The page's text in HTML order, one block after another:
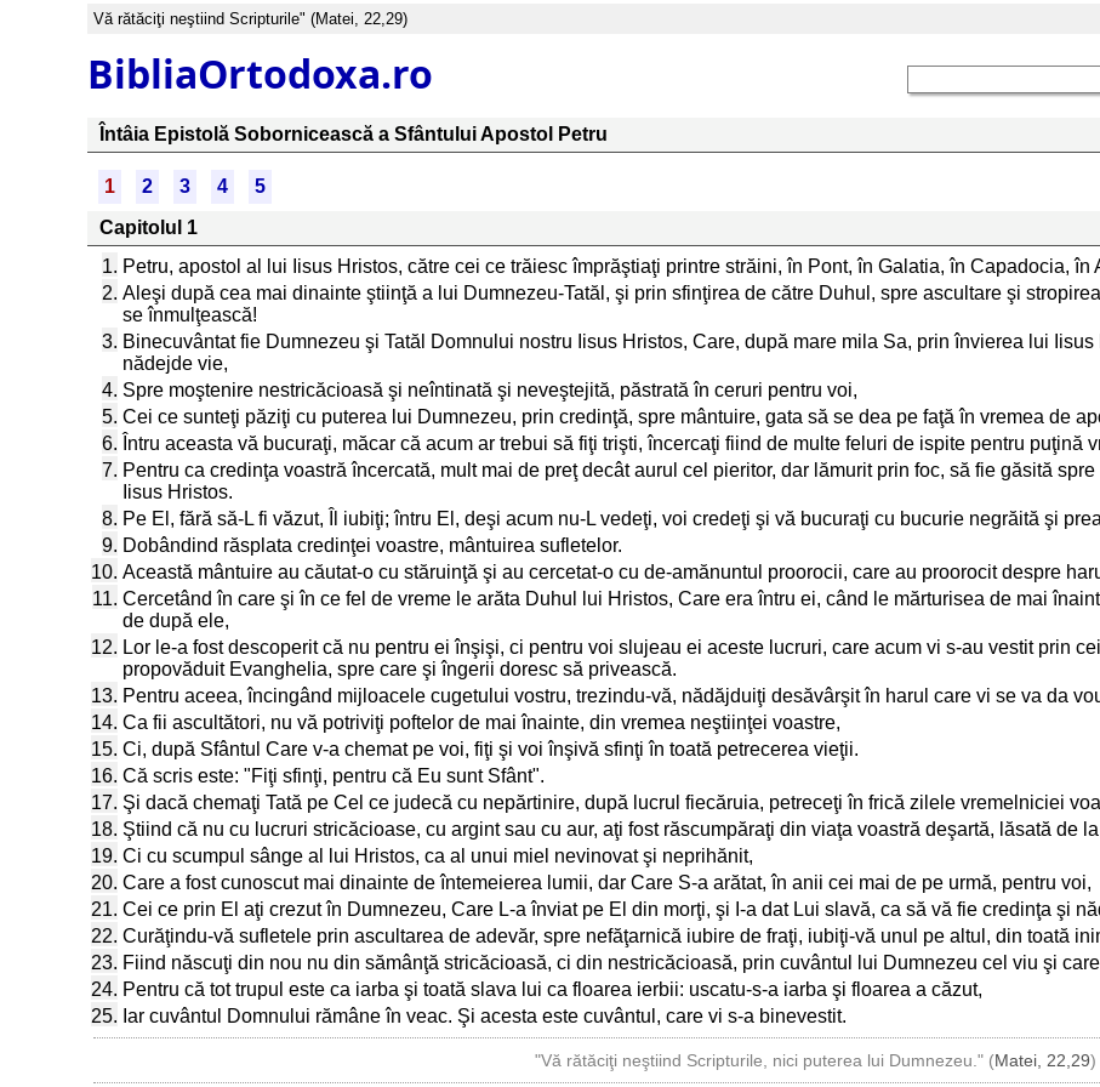
Vă rătăciţi neştiind Scripturile" (Matei, 22,29)
BibliaOrtodoxa.ro
Întâia Epistolă Sobornicească a Sfântului Apostol Petru
1 2 3 4
5
Capitolul 1
1. Petru, apostol al lui Iisus Hristos, către cei ce trăiesc împrăştiaţi printre străini, în Pont, în Galatia, în Capadocia, în
2. Aleşi după cea mai dinainte ştiinţă a lui Dumnezeu-Tatăl, şi prin sfinţirea de către Duhul, spre ascultare şi
se înmulţească!
3. Binecuvântat fie Dumnezeu şi Tatăl Domnului nostru Iisus Hristos, Care, după mare mila Sa, prin învierea lui
nădejde vie,
4. Spre moştenire nestricăcioasă şi neîntinată şi neveştejită, păstrată în ceruri pentru voi,
5. Cei ce sunteţi păziţi cu puterea lui Dumnezeu, prin credinţă, spre mântuire, gata să se dea pe faţă în vremea de
6. Întru aceasta vă bucuraţi, măcar că acum ar trebui să fiţi trişti, încercaţi fiind de multe feluri de ispite pentru puţină
7. Pentru ca credinţa voastră încercată, mult mai de preţ decât aurul cel pieritor, dar lămurit prin foc, să fie găsită
Iisus Hristos.
8. Pe El, fără să-L fi văzut, Îl iubiţi; întru El, deşi acum nu-L vedeţi, voi credeţi şi vă bucuraţi cu bucurie negrăită şi
9. Dobândind răsplata credinţei voastre, mântuirea sufletelor.
10. Această mântuire au căutat-o cu stăruinţă şi au cercetat-o cu de-amănuntul proorocii, care au proorocit despre
11. Cercetând în care şi în ce fel de vreme le arăta Duhul lui Hristos, Care era întru ei, când le mărturisea de mai
de după ele,
12. Lor le-a fost descoperit că nu pentru ei înşişi, ci pentru voi slujeau ei aceste lucruri, care acum vi s-au vestit prin
propovăduit Evanghelia, spre care şi îngerii doresc să privească.
13. Pentru aceea, încingând mijloacele cugetului vostru, trezindu-vă, nădăjduiţi desăvârşit în harul care vi se va da
14. Ca fii ascultători, nu vă potriviţi poftelor de mai înainte, din vremea neştiinţei voastre,
15. Ci, după Sfântul Care v-a chemat pe voi, fiţi şi voi înşivă sfinţi în toată petrecerea vieţii.
16. Că scris este: "Fiţi sfinţi, pentru că Eu sunt Sfânt".
17. Şi dacă chemaţi Tată pe Cel ce judecă cu nepărtinire, după lucrul fiecăruia, petreceţi în frică zilele vremelniciei
18. Ştiind că nu cu lucruri stricăcioase, cu argint sau cu aur, aţi fost răscumpăraţi din viaţa voastră deşartă, lăsată de
19. Ci cu scumpul sânge al lui Hristos, ca al unui miel nevinovat şi neprihănit,
20. Care a fost cunoscut mai dinainte de întemeierea lumii, dar Care S-a arătat, în anii cei mai de pe urmă, pentru voi,
21. Cei ce prin El aţi crezut în Dumnezeu, Care L-a înviat pe El din morţi, şi I-a dat Lui slavă, ca să vă fie credinţa şi
22. Curăţindu-vă sufletele prin ascultarea de adevăr, spre nefăţarnică iubire de fraţi, iubiţi-vă unul pe altul, din toată
23. Fiind născuţi din nou nu din sămânţă stricăcioasă, ci din nestricăcioasă, prin cuvântul lui Dumnezeu cel viu şi
24. Pentru că tot trupul este ca iarba şi toată slava lui ca floarea ierbii: uscatu-s-a iarba şi floarea a căzut,
25. Iar cuvântul Domnului rămâne în veac. Şi acesta este cuvântul, care vi s-a binevestit.
"Vă rătăciţi neştiind Scripturile, nici puterea lui Dumnezeu." (Matei, 22,29)